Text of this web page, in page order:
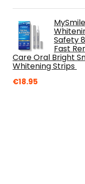
Safety
Fast
Care Oral Bright
Whitening Strips
€18.95